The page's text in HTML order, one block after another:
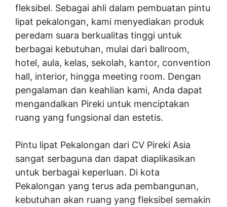
fleksibel. Sebagai ahli dalam pembuatan pintu
lipat pekalongan, kami menyediakan produk
peredam suara berkualitas tinggi untuk
berbagai kebutuhan, mulai dari ballroom,
hotel, aula, kelas, sekolah, kantor, convention
hall, interior, hingga meeting room. Dengan
pengalaman dan keahlian kami, Anda dapat
mengandalkan Pireki untuk menciptakan
ruang yang fungsional dan estetis.
Pintu lipat Pekalongan dari CV Pireki Asia
sangat serbaguna dan dapat diaplikasikan
untuk berbagai keperluan. Di kota
Pekalongan yang terus ada pembangunan,
kebutuhan akan ruang yang fleksibel semakin